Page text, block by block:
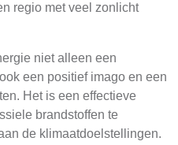
regio met veel zonlicht
niet alleen een
een positief imago en een
Het is een effectieve
brandstoffen te
de klimaatdoelstellingen.